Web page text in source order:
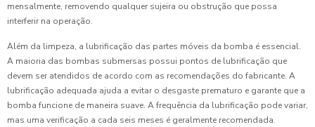
mensalmente, removendo qualquer sujeira ou obstrução que possa
interferir na operação.
Além da limpeza, a lubrificação das partes móveis da bomba é essencial.
A maioria das bombas submersas possui pontos de lubrificação que
devem ser atendidos de acordo com as recomendações do fabricante. A
lubrificação adequada ajuda a evitar o desgaste prematuro e garante que a
bomba funcione de maneira suave. A frequência da lubrificação pode variar,
mas uma verificação a cada seis meses é geralmente recomendada.